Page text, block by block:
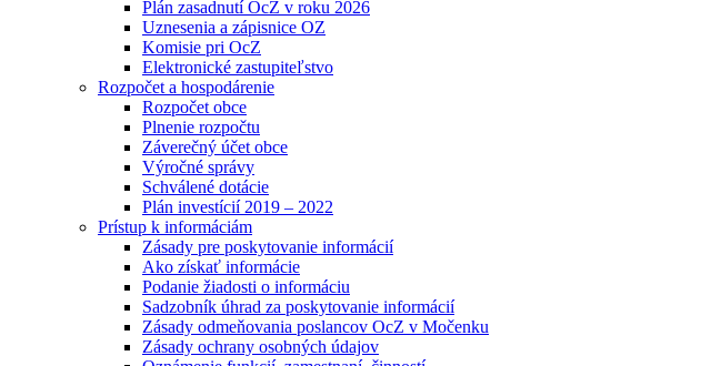
Plán zasadnutí OcZ v roku 2026
Uznesenia a zápisnice OZ
Komisie pri OcZ
Elektronické zastupiteľstvo
Rozpočet a hospodárenie
Rozpočet obce
Plnenie rozpočtu
Záverečný účet obce
Výročné správy
Schválené dotácie
Plán investícií 2019 – 2022
Prístup k informáciám
Zásady pre poskytovanie informácií
Ako získať informácie
Podanie žiadosti o informáciu
Sadzobník úhrad za poskytovanie informácií
Zásady odmeňovania poslancov OcZ v Močenku
Zásady ochrany osobných údajov